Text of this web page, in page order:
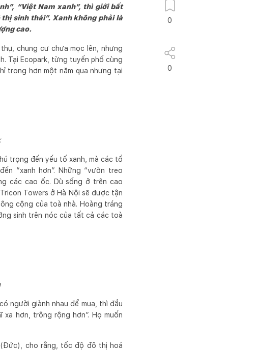
“Việt Nam xanh”, thì giới bất
sinh thái”. Xanh không phải là
cao.
chung cư chưa mọc lên, nhưng
Tại Ecopark, từng tuyến phố cùng
trong hơn một năm qua nhưng tại
trọng đến yếu tố xanh, mà các tổ
“xanh hơn”. Những “vườn treo
các cao ốc. Dù sống ở trên cao
Towers ở Hà Nội sẽ được tận
cộng của toà nhà. Hoàng tráng
sinh trên nóc của tất cả các toà
người giành nhau để mua, thì đầu
hơn, trông rộng hơn”. Họ muốn
(Đức), cho rằng, tốc độ đô thị hoá
0
0